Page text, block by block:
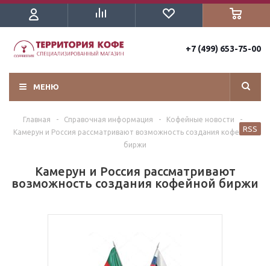
+7 (499) 653-75-00
МЕНЮ
Главная - Справочная информация - Кофейные новости
-
Камерун и Россия рассматривают возможность создания кофейной
биржи
Камерун и Россия рассматривают
возможность создания кофейной биржи
RSS